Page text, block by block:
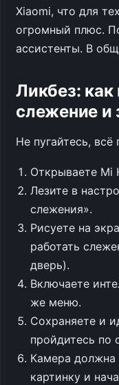
Xiaomi, что для
огромный плюс.
ассистенты. В
Ликбез: как
слежение и
Не пугайтесь,
Открываете Mi
Лезите в
слежения».
Рисуете на
работать
дверь).
Включаете
же меню.
Сохраняете и
пройдитесь по
Камера должна
картинку и